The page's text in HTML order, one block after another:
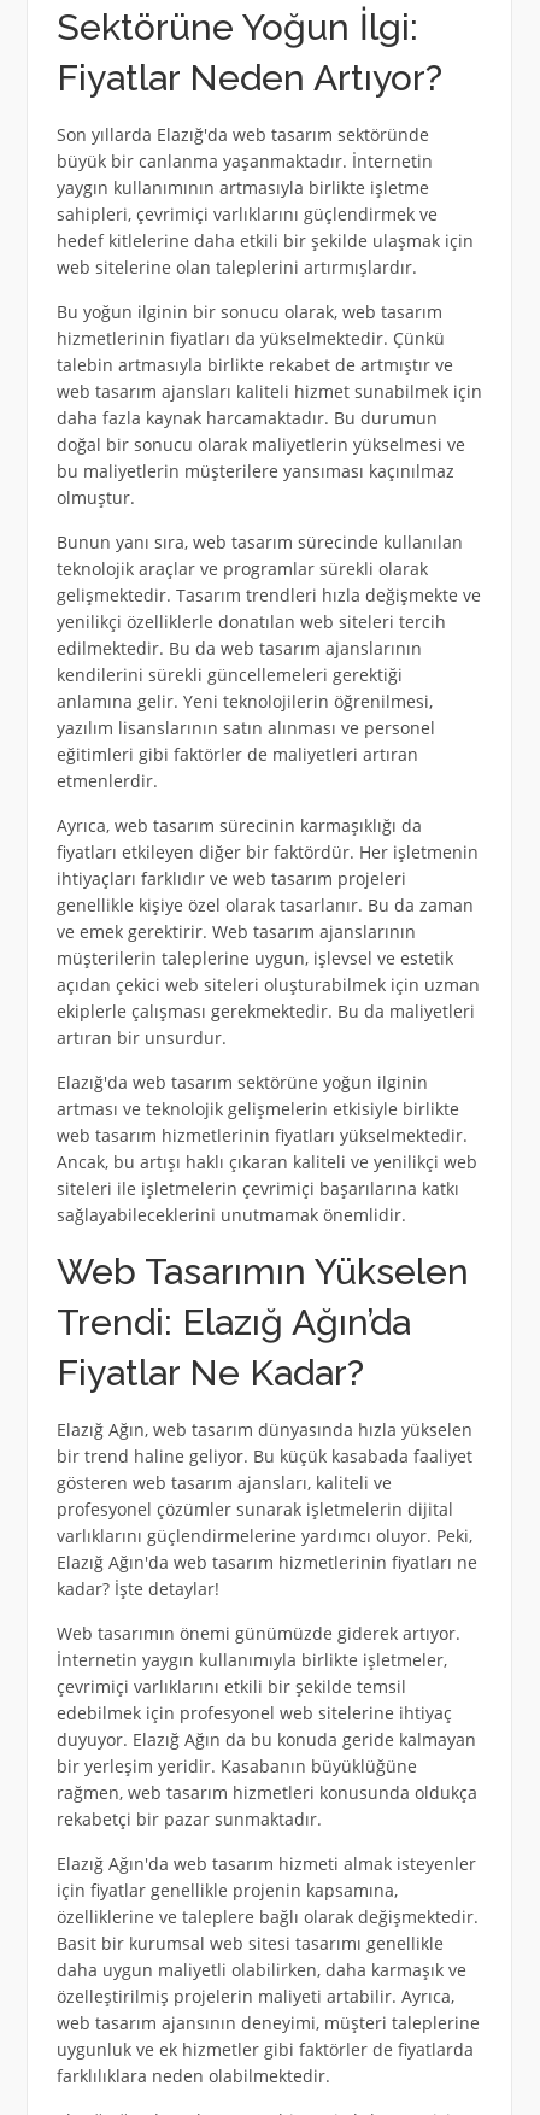
Sektörüne Yoğun İlgi:
Fiyatlar Neden Artıyor?
Son yıllarda Elazığ'da web tasarım sektöründe
büyük bir canlanma yaşanmaktadır. İnternetin
yaygın kullanımının artmasıyla birlikte işletme
sahipleri, çevrimiçi varlıklarını güçlendirmek ve
hedef kitlelerine daha etkili bir şekilde ulaşmak için
web sitelerine olan taleplerini artırmışlardır.
Bu yoğun ilginin bir sonucu olarak, web tasarım
hizmetlerinin fiyatları da yükselmektedir. Çünkü
talebin artmasıyla birlikte rekabet de artmıştır ve
web tasarım ajansları kaliteli hizmet sunabilmek için
daha fazla kaynak harcamaktadır. Bu durumun
doğal bir sonucu olarak maliyetlerin yükselmesi ve
bu maliyetlerin müşterilere yansıması kaçınılmaz
olmuştur.
Bunun yanı sıra, web tasarım sürecinde kullanılan
teknolojik araçlar ve programlar sürekli olarak
gelişmektedir. Tasarım trendleri hızla değişmekte ve
yenilikçi özelliklerle donatılan web siteleri tercih
edilmektedir. Bu da web tasarım ajanslarının
kendilerini sürekli güncellemeleri gerektiği
anlamına gelir. Yeni teknolojilerin öğrenilmesi,
yazılım lisanslarının satın alınması ve personel
eğitimleri gibi faktörler de maliyetleri artıran
etmenlerdir.
Ayrıca, web tasarım sürecinin karmaşıklığı da
fiyatları etkileyen diğer bir faktördür. Her işletmenin
ihtiyaçları farklıdır ve web tasarım projeleri
genellikle kişiye özel olarak tasarlanır. Bu da zaman
ve emek gerektirir. Web tasarım ajanslarının
müşterilerin taleplerine uygun, işlevsel ve estetik
açıdan çekici web siteleri oluşturabilmek için uzman
ekiplerle çalışması gerekmektedir. Bu da maliyetleri
artıran bir unsurdur.
Elazığ'da web tasarım sektörüne yoğun ilginin
artması ve teknolojik gelişmelerin etkisiyle birlikte
web tasarım hizmetlerinin fiyatları yükselmektedir.
Ancak, bu artışı haklı çıkaran kaliteli ve yenilikçi web
siteleri ile işletmelerin çevrimiçi başarılarına katkı
sağlayabileceklerini unutmamak önemlidir.
Web Tasarımın Yükselen
Trendi: Elazığ Ağın’da
Fiyatlar Ne Kadar?
Elazığ Ağın, web tasarım dünyasında hızla yükselen
bir trend haline geliyor. Bu küçük kasabada faaliyet
gösteren web tasarım ajansları, kaliteli ve
profesyonel çözümler sunarak işletmelerin dijital
varlıklarını güçlendirmelerine yardımcı oluyor. Peki,
Elazığ Ağın'da web tasarım hizmetlerinin fiyatları ne
kadar? İşte detaylar!
Web tasarımın önemi günümüzde giderek artıyor.
İnternetin yaygın kullanımıyla birlikte işletmeler,
çevrimiçi varlıklarını etkili bir şekilde temsil
edebilmek için profesyonel web sitelerine ihtiyaç
duyuyor. Elazığ Ağın da bu konuda geride kalmayan
bir yerleşim yeridir. Kasabanın büyüklüğüne
rağmen, web tasarım hizmetleri konusunda oldukça
rekabetçi bir pazar sunmaktadır.
Elazığ Ağın'da web tasarım hizmeti almak isteyenler
için fiyatlar genellikle projenin kapsamına,
özelliklerine ve taleplere bağlı olarak değişmektedir.
Basit bir kurumsal web sitesi tasarımı genellikle
daha uygun maliyetli olabilirken, daha karmaşık ve
özelleştirilmiş projelerin maliyeti artabilir. Ayrıca,
web tasarım ajansının deneyimi, müşteri taleplerine
uygunluk ve ek hizmetler gibi faktörler de fiyatlarda
farklılıklara neden olabilmektedir.